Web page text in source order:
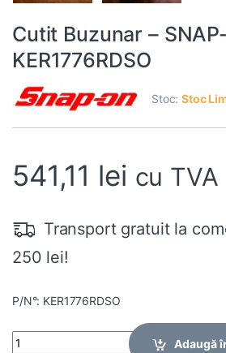
Cutit Buzunar –
KER1776RDSO
Stoc:Stoc
541,11 lei cu TVA
Transport gratuit la
250 lei!
P/N°: KER1776RDSO
Quantity
Adaugă